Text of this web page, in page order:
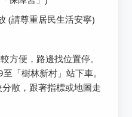
(請尊重居民生活安寧)
方便，路邊找位置停。
「樹林新村」站下車。
散，跟著指標或地圖走